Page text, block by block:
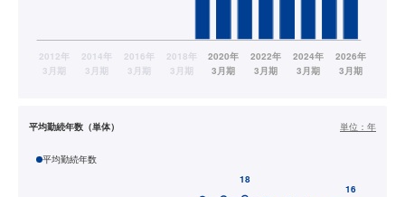
平均勤続年数（単体） 単位： 年
平均勤続年数